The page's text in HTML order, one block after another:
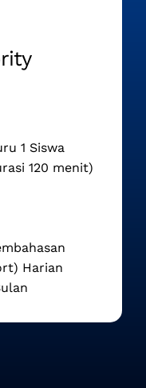
1 Siswa
120 menit)
Harian